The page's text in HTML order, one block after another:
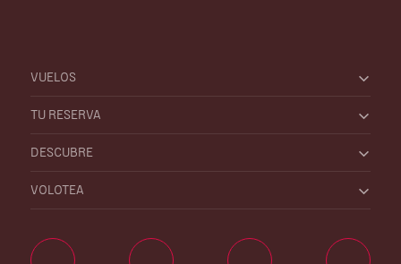
VUELOS
TU RESERVA
DESCUBRE
VOLOTEA